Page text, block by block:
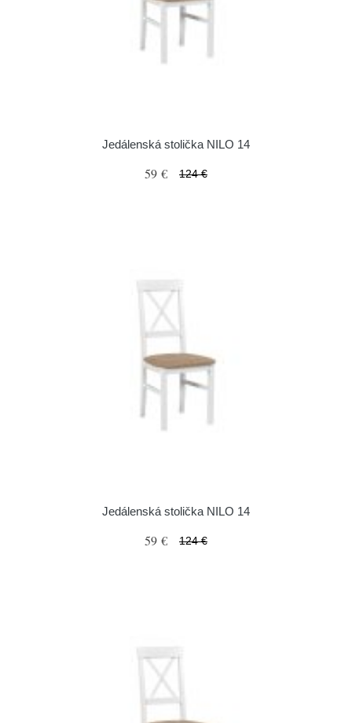
Jedálenská stolička NILO 14
59 € 124 €
Jedálenská stolička NILO 14
59 € 124 €